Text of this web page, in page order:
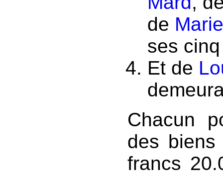
de
ses
Et de
Chacun
des
francs